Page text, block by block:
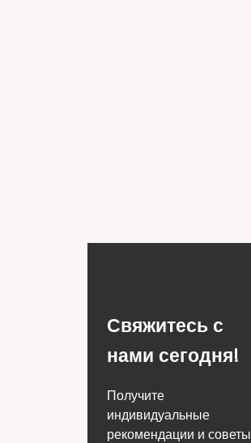
Свяжитесь с
нами сегодня!
Получите
индивидуальные
рекомендации и советы